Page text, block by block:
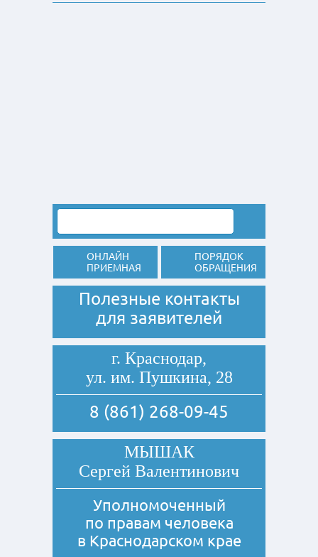
ОНЛАЙН
ПРИЕМНАЯ
ПОРЯДОК
ОБРАЩЕНИЯ
Полезные контакты
для заявителей
г. Краснодар,
ул. им. Пушкина, 28
8 (861) 268-09-45
МЫШАК
Сергей Валентинович
Уполномоченный
по правам человека
в Краснодарском крае